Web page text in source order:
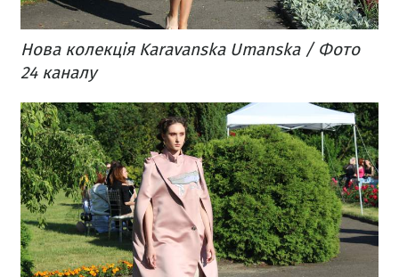
Нова колекція Karavanska Umanska / Фото
24 каналу